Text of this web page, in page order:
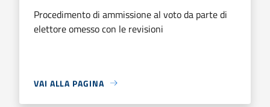
Procedimento di ammissione al voto da parte di
elettore omesso con le revisioni
VAI ALLA PAGINA